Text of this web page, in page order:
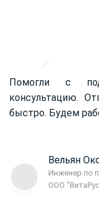
Помогли с
консультацию.
быстро. Будем
Вельян
Инженер по
ООО